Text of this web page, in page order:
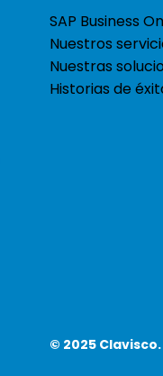
SAP Business
Nuestros
Nuestras
Historias de
© 2025